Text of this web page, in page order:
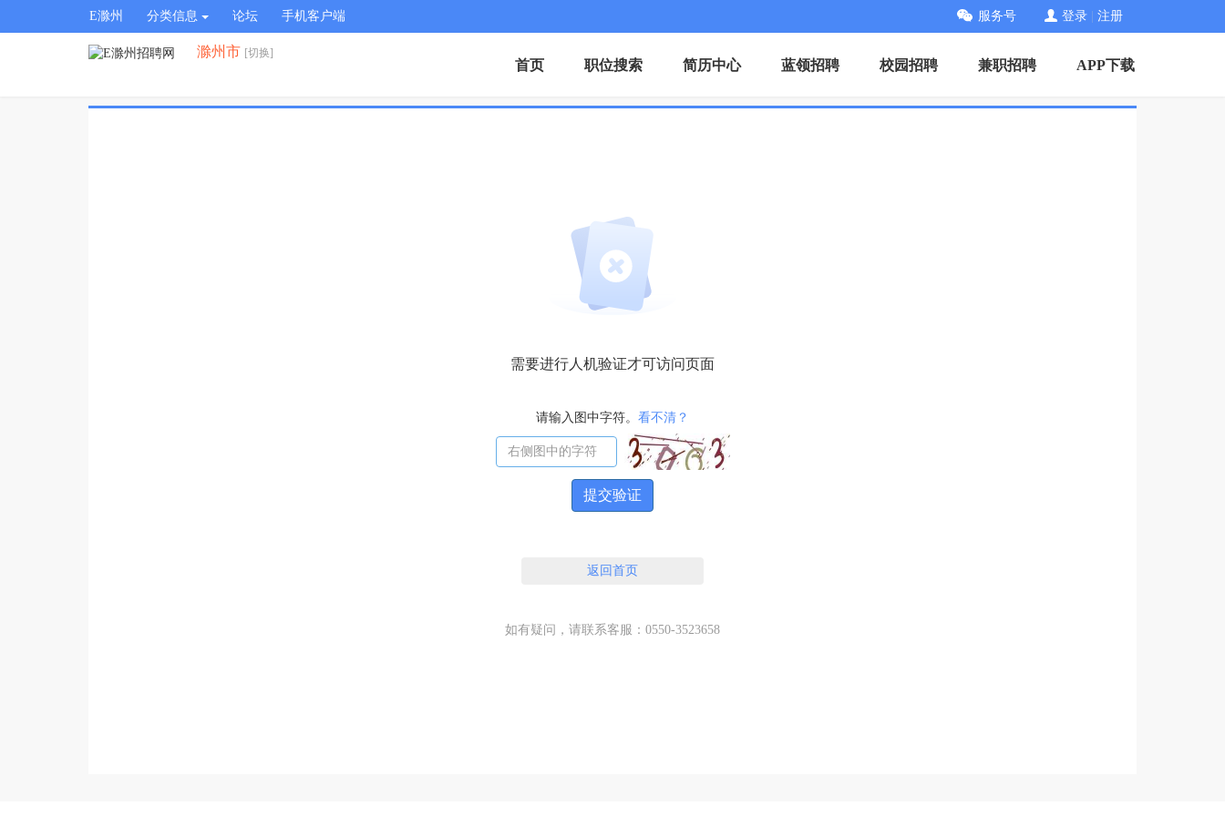
E滁州 分类信息 论坛 手机客户端 服务号 登录 注册
滁州市 [切换]
首页 职位搜索 简历中心 蓝领招聘 校园招聘 兼职招聘 APP下载
需要进行人机验证才可访问页面
请输入图中字符。 看不清？
提交验证
返回首页
如有疑问，请联系客服：0550-3523658